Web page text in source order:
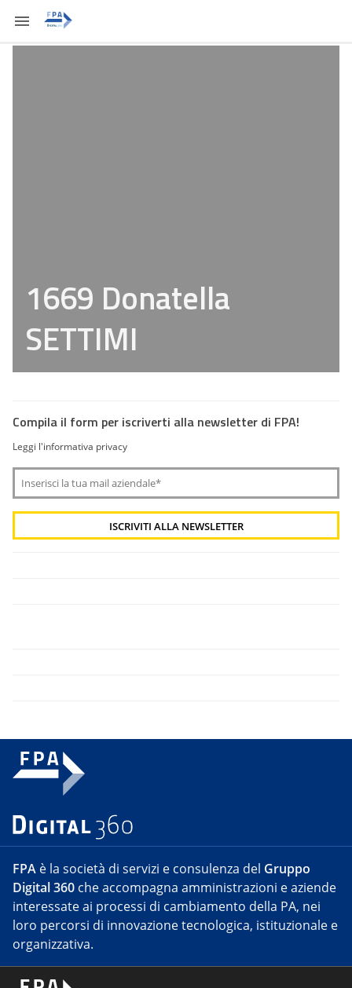
1669 Donatella
SETTIMI
Compila il form per iscriverti alla newsletter di FPA!
Leggi l'informativa privacy
FPA è la società di servizi e consulenza del Gruppo
Digital 360 che accompagna amministrazioni e aziende
interessate ai processi di cambiamento della PA, nei
loro percorsi di innovazione tecnologica, istituzionale e
organizzativa.